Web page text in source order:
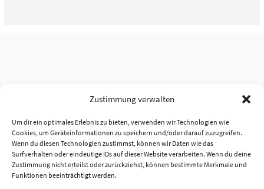
Zustimmung verwalten
Um dir ein optimales Erlebnis zu bieten, verwenden wir Technologien wie
Cookies, um Geräteinformationen zu speichern und/oder darauf zuzugreifen.
Wenn du diesen Technologien zustimmst, können wir Daten wie das
Surfverhalten oder eindeutige IDs auf dieser Website verarbeiten. Wenn du deine
Zustimmung nicht erteilst oder zurückziehst, können bestimmte Merkmale und
Funktionen beeinträchtigt werden.